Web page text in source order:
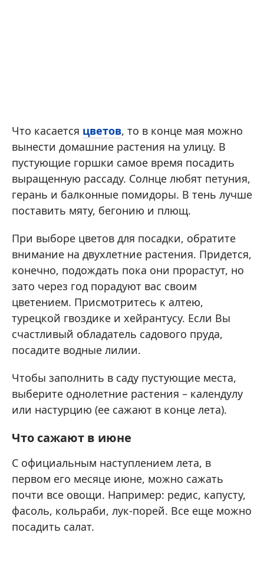
Что касается цветов, то в конце мая можно
вынести домашние растения на улицу. В
пустующие горшки самое время посадить
выращенную рассаду. Солнце любят петуния,
герань и балконные помидоры. В тень лучше
поставить мяту, бегонию и плющ.
При выборе цветов для посадки, обратите
внимание на двухлетние растения. Придется,
конечно, подождать пока они прорастут, но
зато через год порадуют вас своим
цветением. Присмотритесь к алтею,
турецкой гвоздике и хейрантусу. Если Вы
счастливый обладатель садового пруда,
посадите водные лилии.
Чтобы заполнить в саду пустующие места,
выберите однолетние растения – календулу
или настурцию (ее сажают в конце лета).
Что сажают в июне
С официальным наступлением лета, в
первом его месяце июне, можно сажать
почти все овощи. Например: редис, капусту,
фасоль, кольраби, лук-порей. Все еще можно
посадить салат.